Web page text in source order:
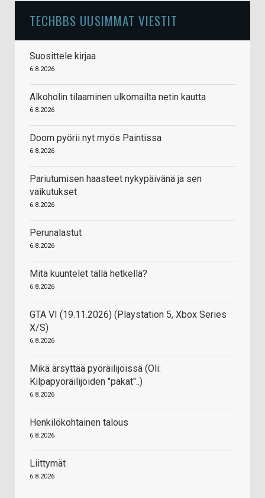
TECHBBS UUSIMMAT VIESTIT
Suosittele kirjaa
6.8.2026
Alkoholin tilaaminen ulkomailta netin kautta
6.8.2026
Doom pyörii nyt myös Paintissa
6.8.2026
Pariutumisen haasteet nykypäivänä ja sen
vaikutukset
6.8.2026
Perunalastut
6.8.2026
Mitä kuuntelet tällä hetkellä?
6.8.2026
GTA VI (19.11.2026) (Playstation 5, Xbox Series
X/S)
6.8.2026
Mikä ärsyttää pyöräilijöissä (Oli:
Kilpapyöräilijöiden "pakat"..)
6.8.2026
Henkilökohtainen talous
6.8.2026
Liittymät
6.8.2026